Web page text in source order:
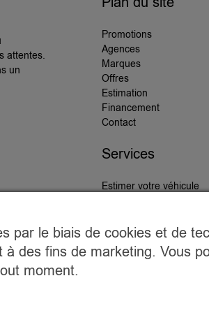
attentes.
un
Promotions
Agences
Marques
Offres
Estimation
Financement
Contact
Services
Estimer votre véhicule
par le biais de cookies et de
des fins de marketing. Vous
moment.